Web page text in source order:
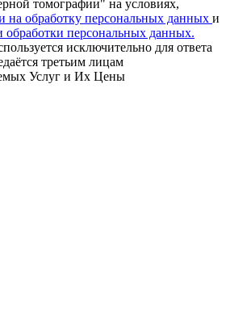
томографии" на условиях,
на обработку персональных данных и
персональных данных.
исключительно для ответа
третьим лицам
Услуг и Их Цены